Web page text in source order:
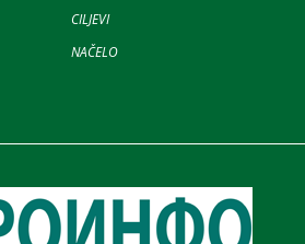
CILJEVI
NAČELO